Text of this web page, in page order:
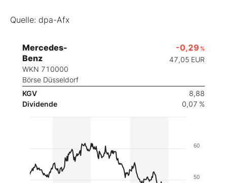
Quelle: dpa-Afx
Mercedes-
Benz
WKN 710000
Börse Düsseldorf
-0,29 %
47,05 EUR
KGV
8,88
Dividende
0,07 %
50
60